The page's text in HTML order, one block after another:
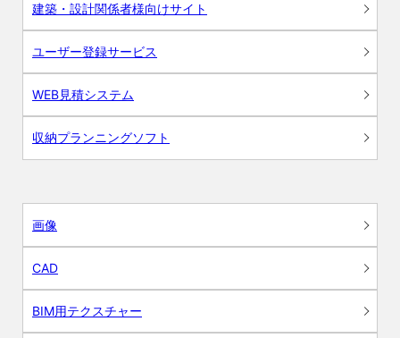
建築・設計関係者様向けサイト
ユーザー登録サービス
WEB見積システム
収納プランニングソフト
画像
CAD
BIM用テクスチャー